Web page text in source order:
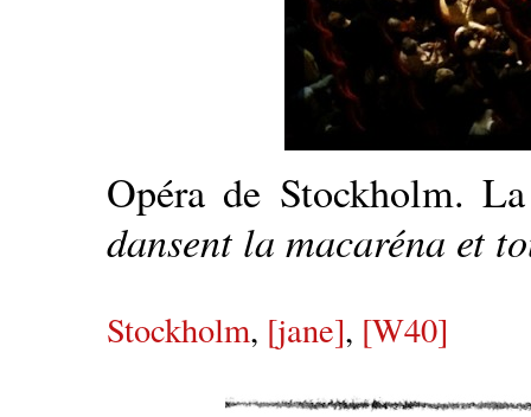
Opéra de Stockholm.
dansent la macaréna et
Stockholm, [jane], [W40]